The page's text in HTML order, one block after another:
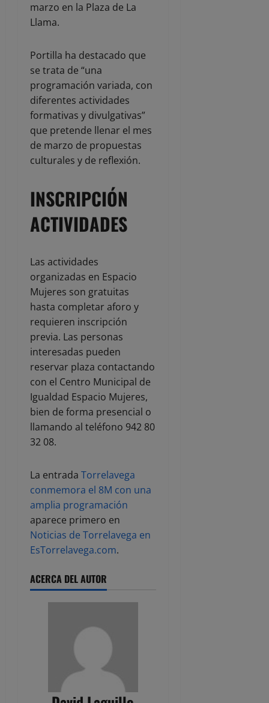
marzo en la Plaza de La
Llama.
Portilla ha destacado que
se trata de “una
programación variada, con
diferentes actividades
formativas y divulgativas”
que pretende llenar el mes
de marzo de propuestas
culturales y de reflexión.
INSCRIPCIÓN
ACTIVIDADES
Las actividades
organizadas en Espacio
Mujeres son gratuitas
hasta completar aforo y
requieren inscripción
previa. Las personas
interesadas pueden
reservar plaza contactando
con el Centro Municipal de
Igualdad Espacio Mujeres,
bien de forma presencial o
llamando al teléfono 942 80
32 08.
La entrada Torrelavega
conmemora el 8M con una
amplia programación
aparece primero en
Noticias de Torrelavega en
EsTorrelavega.com.
ACERCA DEL AUTOR